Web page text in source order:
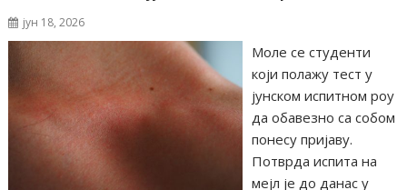
јун 18, 2026
Моле се студенти
који полажу тест у
јунском испитном роу
да обавезно са собом
понесу пријаву.
Потврда испита на
мејл је до данас у